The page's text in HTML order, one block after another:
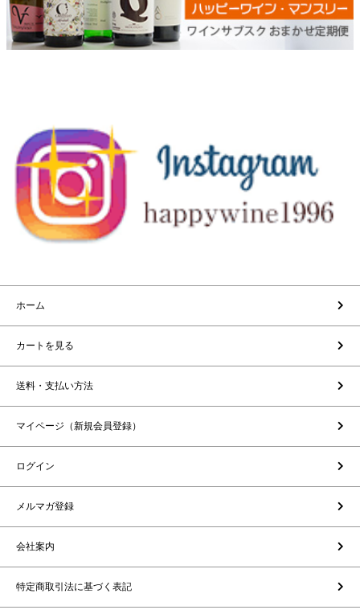
ホーム
カートを見る
送料・支払い方法
マイページ（新規会員登録）
ログイン
メルマガ登録
会社案内
特定商取引法に基づく表記